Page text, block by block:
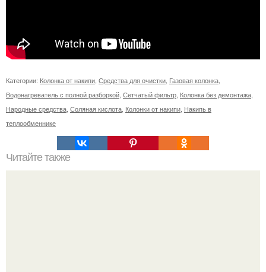
Категории: Колонка от накипи Средства для очистки Газовая колонка
Водонагреватель с полной разборкой Сетчатый фильтр Колонка без демонтажа
Народные средства Соляная кислота Колонки от накипи Накипь в
теплообменнике
Читайте также